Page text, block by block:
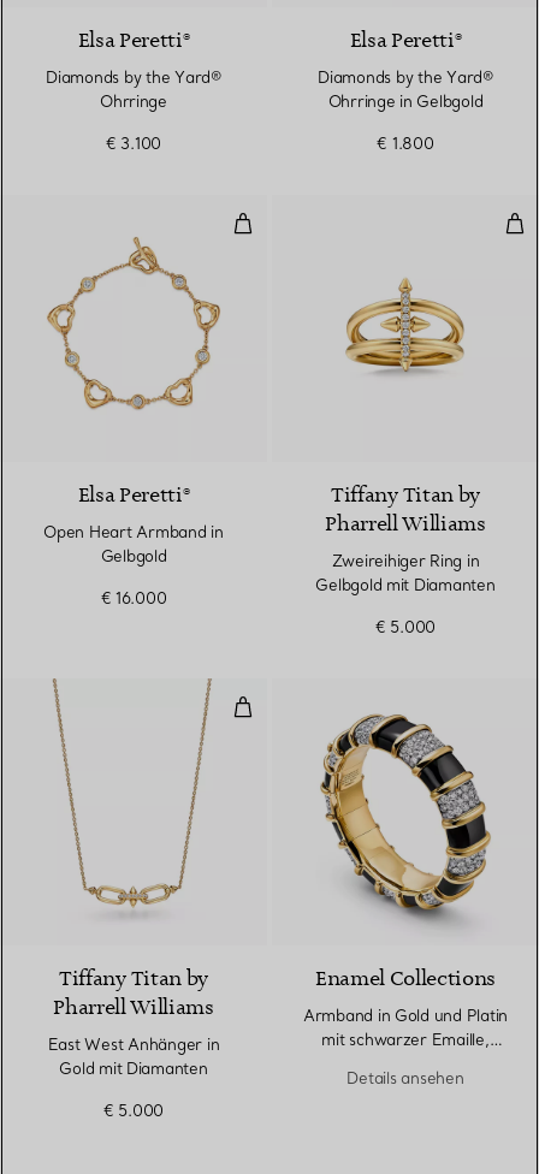
Elsa Peretti®
Diamonds by the Yard®
Ohrringe
€ 3.100
Elsa Peretti®
Diamonds by the Yard®
Ohrringe in Gelbgold
€ 1.800
Open Heart Armband in
Elsa Peretti®
Open Heart Armband in
Gelbgold
€ 16.000
Tiffany Titan by
Pharrell Williams
Zweireihiger Ring in
Gelbgold mit Diamanten
€ 5.000
East West Anhänger in Gold mit
2 Materialien
Tiffany Titan by
Pharrell Williams
East West Anhänger in
Gold mit Diamanten
€ 5.000
Enamel Collections
Armband in Gold und Platin
mit schwarzer Emaille,
Details ansehen